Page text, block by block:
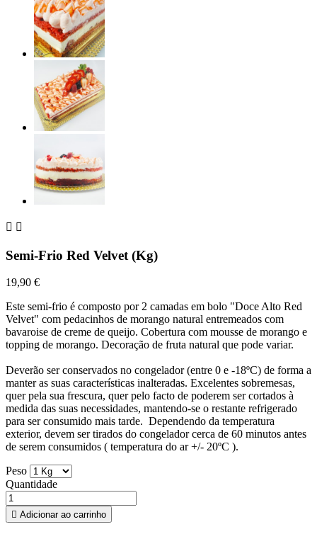
 
Semi-Frio Red Velvet (Kg)
19,90 €
Este semi-frio é composto por 2 camadas em bolo "Doce Alto Red
Velvet" com pedacinhos de morango natural entremeados com
bavaroise de creme de queijo. Cobertura com mousse de morango e
topping de morango. Decoração de fruta natural que pode variar.
Deverão ser conservados no congelador (entre 0 e -18ºC) de forma a
manter as suas características inalteradas. Excelentes sobremesas,
quer pela sua frescura, quer pelo facto de poderem ser cortados à
medida das suas necessidades, mantendo-se o restante refrigerado
para ser consumido mais tarde. Dependendo da temperatura
exterior, devem ser tirados do congelador cerca de 60 minutos antes
de serem consumidos ( temperatura do ar +/- 20ºC ).
Peso
Quantidade
 Adicionar ao carrinho